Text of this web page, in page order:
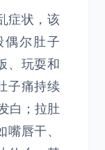
症状，该
偶尔肚子
、玩耍和
子痛持续
白；拉肚
唇干、